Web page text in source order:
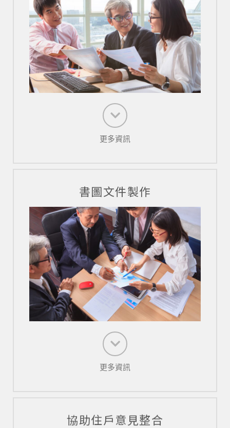
更多資訊
書圖文件製作
更多資訊
協助住戶意見整合